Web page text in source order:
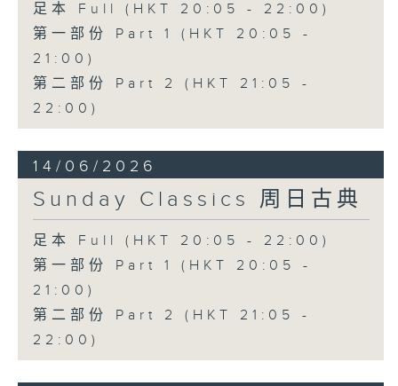
足本 Full (HKT 20:05 - 22:00)
第一部份 Part 1 (HKT 20:05 -
21:00)
第二部份 Part 2 (HKT 21:05 -
22:00)
14/06/2026
Sunday Classics 周日古典
足本 Full (HKT 20:05 - 22:00)
第一部份 Part 1 (HKT 20:05 -
21:00)
第二部份 Part 2 (HKT 21:05 -
22:00)